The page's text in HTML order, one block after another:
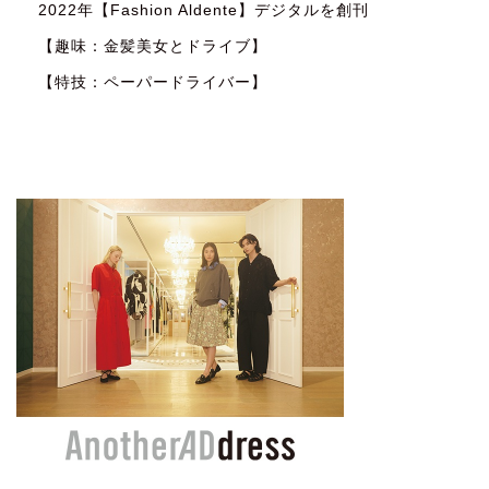
2022年【Fashion Aldente】デジタルを創刊
【趣味：金髪美女とドライブ】
【特技：ペーパードライバー】